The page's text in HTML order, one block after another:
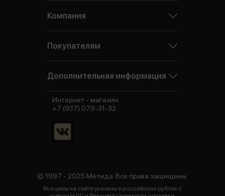
Компания
Покупателям
Дополнительная информация
© 1997 - 2025 Метида. Все права защищены.
Все цены на сайте указаны в российских рублях с
Интернет - магазин:
+7 (937) 079-31-32